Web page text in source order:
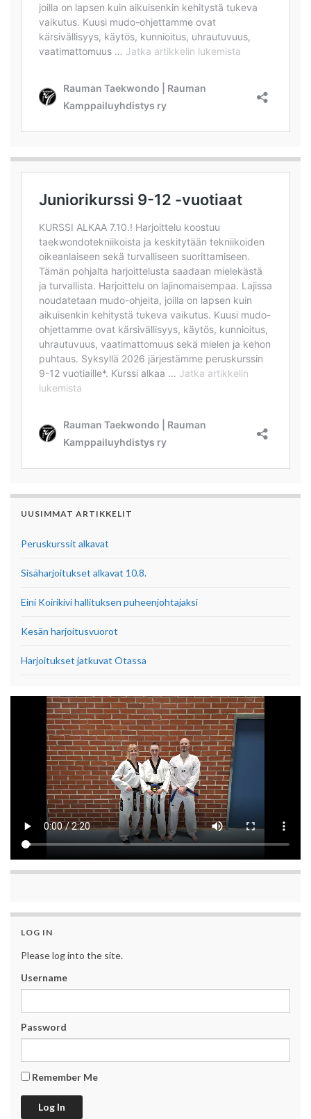
UUSIMMAT ARTIKKELIT
Peruskurssit alkavat
Sisäharjoitukset alkavat 10.8.
Eini Koirikivi hallituksen puheenjohtajaksi
Kesän harjoitusvuorot
Harjoitukset jatkuvat Otassa
LOG IN
Please log into the site.
Username
Password
Remember Me